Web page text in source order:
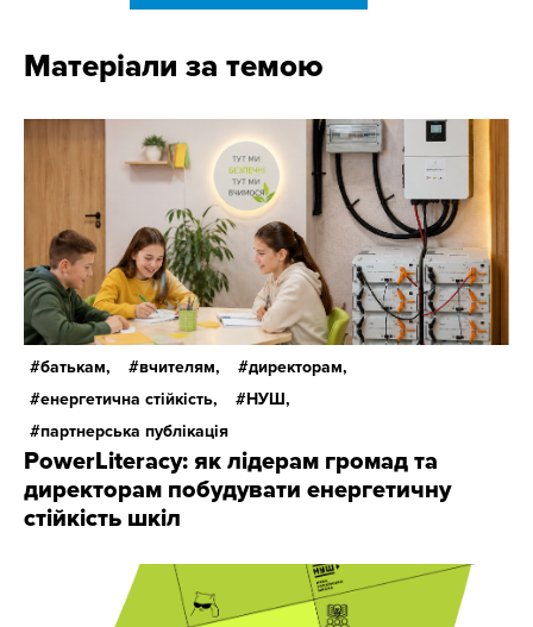
Матеріали за темою
батькам, вчителям,
директорам,
енергетична стійкість,
НУШ,
партнерська публікація
PowerLiteracy: як лідерам громад та
директорам побудувати енергетичну
стійкість шкіл